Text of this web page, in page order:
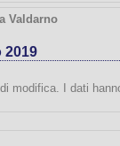
Valdarno
2019
modifica. I dati